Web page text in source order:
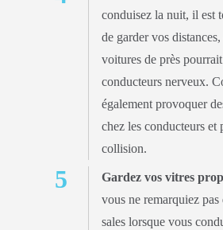
conduisez la nuit, il est
de garder vos
voitures de près
conducteurs nerveux.
également provoquer
chez les conducteurs et
collision.
Gardez vos vitres
vous ne remarquiez
sales lorsque vous